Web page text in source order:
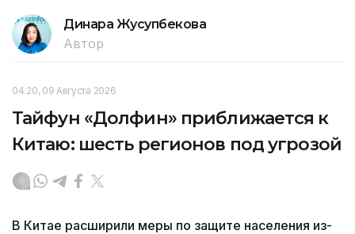
Динара Жусупбекова
Автор
04:20, 09 Августа 2026
Тайфун «Долфин» приближается к
Китаю: шесть регионов под угрозой
В Китае расширили меры по защите населения из-